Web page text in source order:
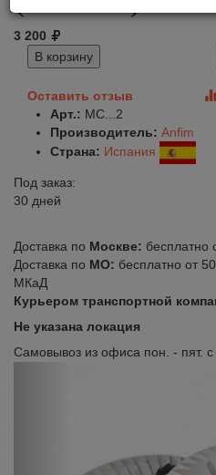
3 200
В корзину
Оставить отзыв
Арт.: MC...2
Производитель: Anfim
Страна: Испания
Под заказ:
30 дней
Доставка по Москве: бесплатно
Доставка по МО: бесплатно от
МКаД
Курьером транспортной
Не указана локация
Самовывоз из офиса пон. - пят.